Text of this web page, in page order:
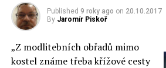
Published 9 roky ago on 20.10.2017
By Jaromír Piskoř
„Z modlitebních obřadů mimo
kostel známe třeba křížové cesty